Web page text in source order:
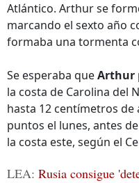
Atlántico. Arthur se
marcando el sexto año
formaba una tormenta
Se esperaba queArthur
la costa de Carolina del
hasta 12 centímetros de
puntos el lunes, antes
la costa este, según el
LEA: Rusia consigue